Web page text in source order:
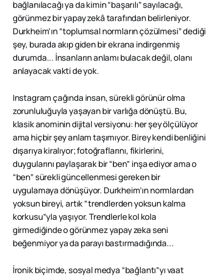
bağlanılacağı ya da kimin “başarılı” sayılacağı,
görünmez bir yapay zekâ tarafından belirleniyor.
Durkheim’ın “toplumsal normların çözülmesi” dediği
şey, burada akıp giden bir ekrana indirgenmiş
durumda... İnsanların anlamı bulacak değil, olanı
anlayacak vakti de yok.
Instagram çağında insan, sürekli görünür olma
zorunluluğuyla yaşayan bir varlığa dönüştü. Bu,
klasik anominin dijital versiyonu: her şey ölçülüyor
ama hiçbir şey anlam taşımıyor. Birey kendi benliğini
dışarıya kiralıyor; fotoğraflarını, fikirlerini,
duygularını paylaşarak bir “ben” inşa ediyor ama o
“ben” sürekli güncellenmesi gereken bir
uygulamaya dönüşüyor. Durkheim’ın normlardan
yoksun bireyi, artık “trendlerden yoksun kalma
korkusu”yla yaşıyor. Trendlerle kol kola
girmediğinde o görünmez yapay zeka seni
beğenmiyor ya da parayı bastırmadığında...
İronik biçimde, sosyal medya “bağlantı”yı vaat